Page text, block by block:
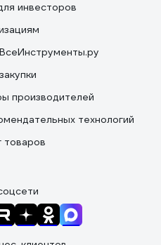
инвесторов
производителей
технологий
товаров